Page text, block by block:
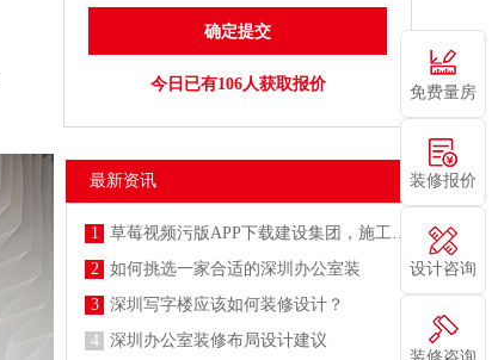
今日已有106人获取报价
最新资讯
1
草莓视频污版APP下载建设集团，施工防疫两不误
2
如何挑选一家合适的深圳办公室装
3
深圳写字楼应该如何装修设计？
4
深圳办公室装修布局设计建议
免费量房
装修报价
设计咨询
装修咨询